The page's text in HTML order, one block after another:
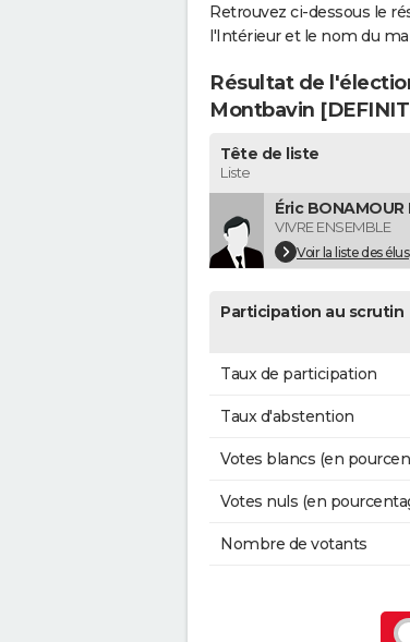
Retrouvez ci-dessous le
l'Intérieur et le nom du
Résultat de
Montbavin
Tête de liste
Liste
Éric BONAMOUR
VIVRE ENSEMBLE
Voir la liste des élus
Participation au scrutin
Taux de participation
Taux d'abstention
Votes blancs (en
Votes nuls (en
Nombre de votants